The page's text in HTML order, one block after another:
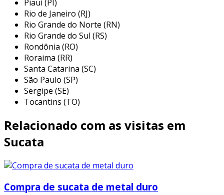
ser utilizada em uma variedade de aplicações
que exigem materiais de alta performance.
entre suas principais utilizações, destacam-se:
fabricação de novas ferramentas:
metal duro reciclado pode ser utilizado na
produção de novas ferramentas de corte,
mantendo as propriedades de dureza e
resistência, essenciais para um
desempenho eficaz.
componentes em indústrias de alta
de eletrônicos e a aeronáutica, utilizam
componentes que suportam altas
pressões e temperaturas.
Piauí (PI)
Rio de Janeiro (RJ)
Rio Grande do Norte (RN)
Rio Grande do Sul (RS)
Rondônia (RO)
Roraima (RR)
Santa Catarina (SC)
São Paulo (SP)
Sergipe (SE)
Tocantins (TO)
Relacionado com as visitas em
Sucata
Compra de sucata de metal duro